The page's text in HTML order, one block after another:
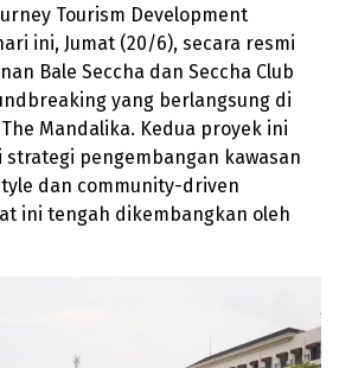
Tourism Development
ini, Jumat (20/6), secara resmi
Bale Seccha dan Seccha Club
yang berlangsung di
The Mandalika. Kedua proyek ini
pengembangan kawasan
dan community-driven
ini tengah dikembangkan oleh